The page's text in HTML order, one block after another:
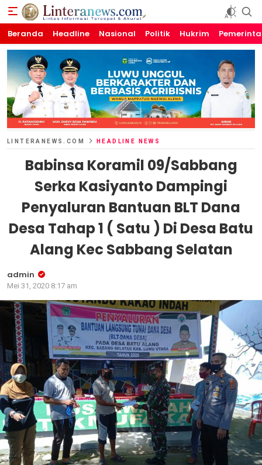
Linteranews.com
Lintas Informasi Tercepat dan Akurat
Beranda Headline Nasional Politik Hukrim
LINTERANEWS.COM HEADLINE NEWS
Babinsa Koramil 09/Sabbang
Serka Kasiyanto Dampingi
Penyaluran Bantuan BLT Dana
Desa Tahap 1 ( Satu ) Di Desa Batu
Alang Kec Sabbang Selatan
admin
Mei 31, 2020 8:17 am